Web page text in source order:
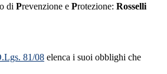
di Prevenzione e Protezione: Rosselli
81/08 elenca i suoi obblighi che